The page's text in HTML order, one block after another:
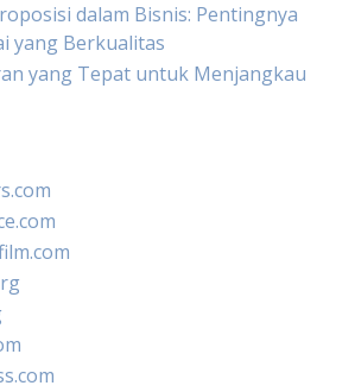
dalam Bisnis: Pentingnya
yang Berkualitas
yang Tepat untuk Menjangkau